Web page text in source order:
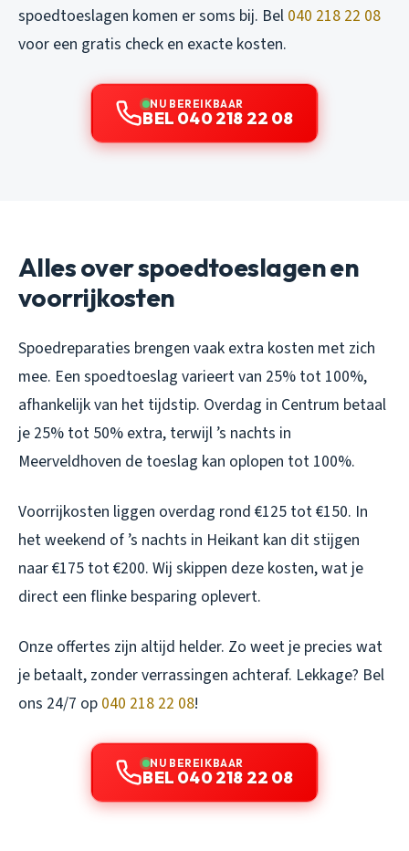
spoedtoeslagen komen er soms bij. Bel 040 218 22 08
voor een gratis check en exacte kosten.
NU BEREIKBAAR
BEL 040 218 22 08
Alles over spoedtoeslagen en
voorrijkosten
Spoedreparaties brengen vaak extra kosten met zich
mee. Een spoedtoeslag varieert van 25% tot 100%,
afhankelijk van het tijdstip. Overdag in Centrum betaal
je 25% tot 50% extra, terwijl ’s nachts in
Meerveldhoven de toeslag kan oplopen tot 100%.
Voorrijkosten liggen overdag rond €125 tot €150. In
het weekend of ’s nachts in Heikant kan dit stijgen
naar €175 tot €200. Wij skippen deze kosten, wat je
direct een flinke besparing oplevert.
Onze offertes zijn altijd helder. Zo weet je precies wat
je betaalt, zonder verrassingen achteraf. Lekkage? Bel
ons 24/7 op 040 218 22 08!
NU BEREIKBAAR
BEL 040 218 22 08